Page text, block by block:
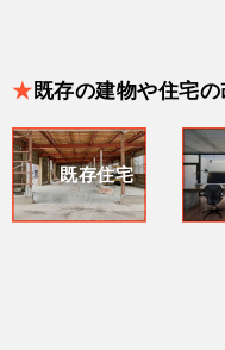
★既存の建物や住宅
既存住宅